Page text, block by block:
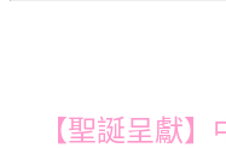
【聖誕呈獻